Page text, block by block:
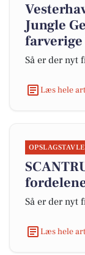
Jungle
Så er der nyt
Læs hele
Så er der nyt
Læs hele